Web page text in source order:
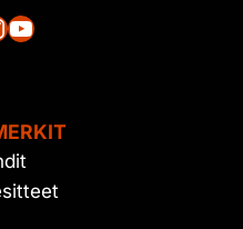
YouTube